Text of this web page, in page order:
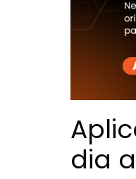
dia